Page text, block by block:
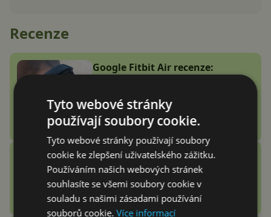
Recenze
Google Fitbit Air recenze:
to zařízení, které jsem
potřeboval
Adam Kurfürst
Vention Echo Lite E11 Pro
recenze: jsou sluchátka za 3
stovky zlatý grál nebo podfuk?
Vašek Švec
Tyto webové stránky
používají soubory cookie.
Tyto webové stránky používají soubory
cookie ke zlepšení uživatelského zážitku.
Používáním našich webových stránek
souhlasíte se všemi soubory cookie v
souladu s našimi zásadami používání
souborů cookie.Více informací